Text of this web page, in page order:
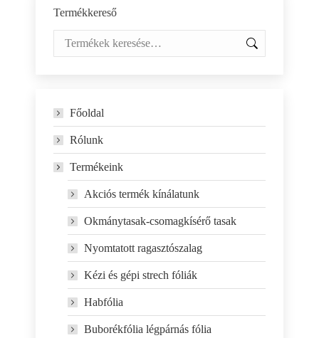
Termékkereső
Főoldal
Rólunk
Termékeink
Akciós termék kínálatunk
Okmánytasak-csomagkísérő tasak
Nyomtatott ragasztószalag
Kézi és gépi strech fóliák
Habfólia
Buborékfólia légpárnás fólia